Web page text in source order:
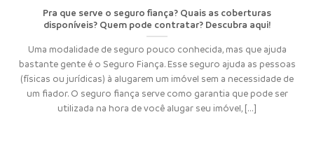
Pra que serve o seguro fiança? Quais as coberturas
disponíveis? Quem pode contratar? Descubra aqui!
Uma modalidade de seguro pouco conhecida, mas que ajuda
bastante gente é o Seguro Fiança. Esse seguro ajuda as pessoas
(físicas ou jurídicas) à alugarem um imóvel sem a necessidade de
um fiador. O seguro fiança serve como garantia que pode ser
utilizada na hora de você alugar seu imóvel, [...]